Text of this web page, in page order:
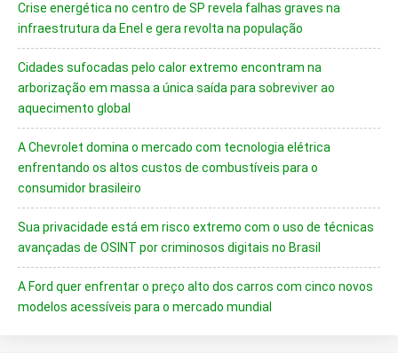
Crise energética no centro de SP revela falhas graves na
infraestrutura da Enel e gera revolta na população
Cidades sufocadas pelo calor extremo encontram na
arborização em massa a única saída para sobreviver ao
aquecimento global
A Chevrolet domina o mercado com tecnologia elétrica
enfrentando os altos custos de combustíveis para o
consumidor brasileiro
Sua privacidade está em risco extremo com o uso de técnicas
avançadas de OSINT por criminosos digitais no Brasil
A Ford quer enfrentar o preço alto dos carros com cinco novos
modelos acessíveis para o mercado mundial